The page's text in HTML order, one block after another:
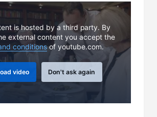
is hosted by a third party. By
external content you accept the
conditionsof youtube.com.
video Don't ask again